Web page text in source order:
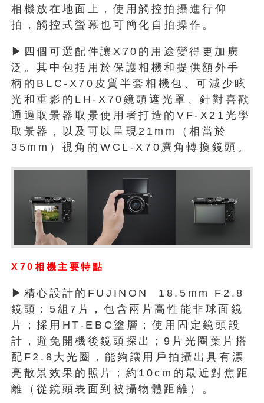
相機放在地面上，使用觸控拍攝進行仰
拍，觸控式螢幕也可簡化自拍操作。
▶四個可選配件讓X70的用途變得更加廣
泛。其中包括用於保護相機和提供額外手
柄的BLC-X70皮質半套相機包、可減少眩
光和重影的LH-X70鏡頭遮光罩、針對喜歡
通過取景器取景使用者打造的VF-X21光學
取景器，以及可以呈現21mm（相當於
35mm）視角的WCL-X70廣角轉換鏡頭。
X70 相機主要特點
▶精心設計的FUJINON 18.5mm F2.8
鏡頭：5組7片，包含兩片高性能非球面鏡
片；採用HT-EBC塗層；使用固定鏡頭設
計，避免開機後鏡頭探出；9片光圈葉片搭
配F2.8大光圈，能夠讓用戶拍攝出具有漂
亮散景效果的照片；約10cm的最近對焦距
離（從鏡頭表面到被攝物體距離）。